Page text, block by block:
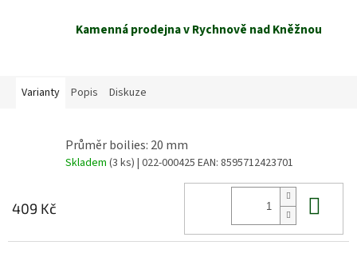
Kamenná prodejna v Rychnově nad Kněžnou
Varianty Popis Diskuze
Průměr boilies: 20 mm
Skladem (3 ks) | 022-000425 EAN: 8595712423701
409 Kč